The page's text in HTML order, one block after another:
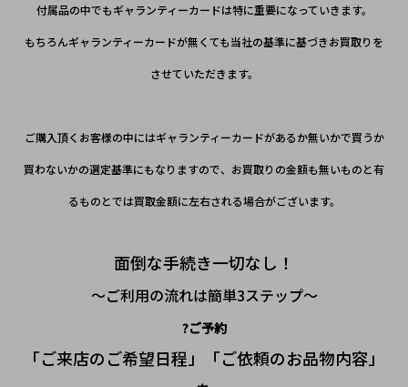
付属品の中でもギャランティーカードは特に重要になっていきます。
もちろんギャランティーカードが無くても当社の基準に基づきお買取りを
させていただきます。
ご購入頂くお客様の中にはギャランティーカードがあるか無いかで買うか
買わないかの選定基準にもなりますので、お買取りの金額も無いものと有
るものとでは買取金額に左右される場合がございます。
面倒な手続き一切なし！
〜ご利用の流れは簡単3ステップ〜
?ご予約
「ご来店のご希望日程」「ご依頼のお品物内容」